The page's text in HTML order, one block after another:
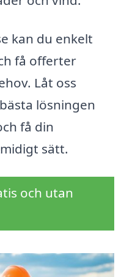
kan du enkelt
få offerter
Låt oss
lösningen
få din
sätt.
och utan